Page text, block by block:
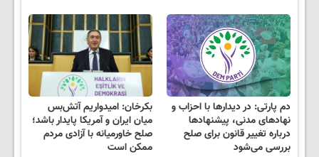
دم پارتی: در دیدارها با احزاب و
نهادهای مدنی، پیشنهادها
درباره تغییر قانون برای صلح
بررسی می‌شود
بکرخان: امیدواریم آتش‌بس
میان ایران و آمریکا پایدار باشد؛
صلح خاورمیانه با آزادی مردم
ممکن است